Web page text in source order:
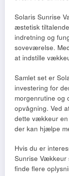
Solaris Sunrise
æstetisk
indretning og
soveværelse.
at indstille
Samlet set er
investering for
morgenrutine og
opvågning. Ved
dette vækkeur
der kan hjælpe
Hvis du er
Sunrise Vækkeur
finde flere